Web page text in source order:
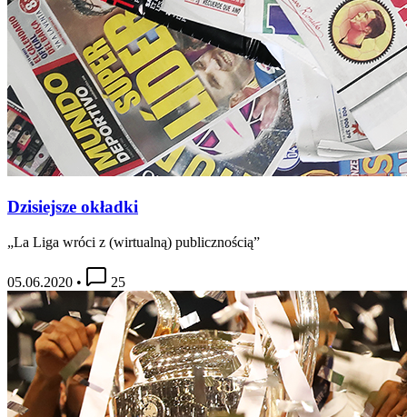
Dzisiejsze okładki
„La Liga wróci z (wirtualną) publicznością”
05.06.2020 • 25